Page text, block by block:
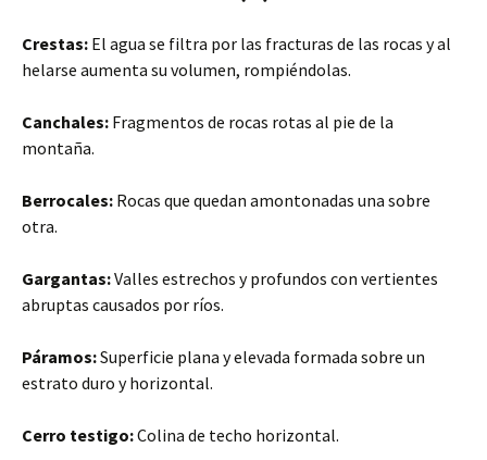
Crestas: El agua se filtra por las fracturas de las rocas y al
helarse aumenta su volumen, rompiéndolas.
Canchales: Fragmentos de rocas rotas al pie de la
montaña.
Berrocales: Rocas que quedan amontonadas una sobre
otra.
Gargantas:Valles estrechos y profundos con vertientes
abruptas causados por ríos.
Páramos:Superficie plana y elevada formada sobre un
estrato duro y horizontal.
Cerro testigo:Colina de techo horizontal.